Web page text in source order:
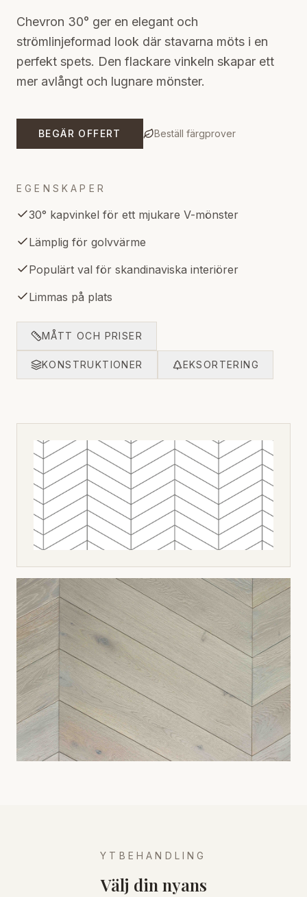
Chevron 30° ger en elegant och
strömlinjeformad look där stavarna möts i en
perfekt spets. Den flackare vinkeln skapar ett
mer avlångt och lugnare mönster.
BEGÄR OFFERT Beställ färgprover
EGENSKAPER
30° kapvinkel för ett mjukare V-mönster
Lämplig för golvvärme
Populärt val för skandinaviska interiörer
Limmas på plats
MÅTT OCH PRISER
KONSTRUKTIONER EKSORTERING
YTBEHANDLING
Välj din nyans